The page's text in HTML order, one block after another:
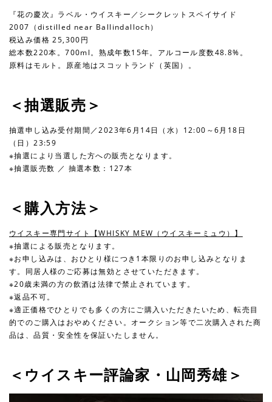
『花の慶次』ラベル・ウイスキー／シークレットスペイサイド
2007（distilled near Ballindalloch）
税込み価格 25,300円
総本数220本。700ml。熟成年数15年。アルコール度数48.8%。
原料はモルト。原産地はスコットランド（英国）。
＜抽選販売＞
抽選申し込み受付期間／2023年6月14日（水）12:00～6月18日
（日）23:59
※抽選により当選した⽅への販売となります。
※抽選販売数 ／ 抽選本数：127本
＜購⼊⽅法＞
ウイスキー専⾨サイト【WHISKY MEW（ウイスキーミュウ）】
※抽選による販売となります。
※お申し込みは、おひとり様につき1本限りのお申し込みとなりま
す。同居⼈様のご応募は無効とさせていただきます。
※20歳未満の⽅の飲酒は法律で禁⽌されています。
※返品不可。
※適正価格でひとりでも多くの⽅にご購⼊いただきたいため、転売⽬
的でのご購⼊はおやめください。オークション等で⼆次購⼊された商
品は、品質・安全性を保証いたしません。
＜ウイスキー評論家・山岡秀雄＞